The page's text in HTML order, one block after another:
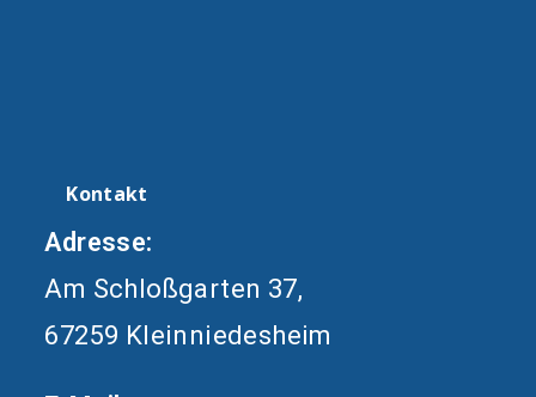
Kontakt
Adresse:
Am Schloßgarten 37,
67259 Kleinniedesheim